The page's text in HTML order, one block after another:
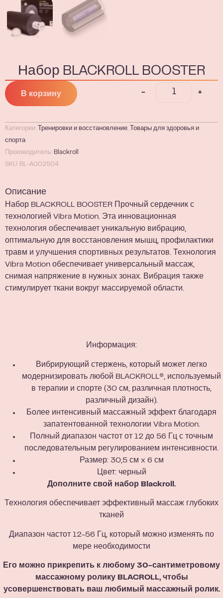
Набор BLACKROLL BOOSTER
- +
В корзину
Категории: Тренировки и восстановление, Товары для здоровья и
спорта
Производитель: Blackroll
SKU: BL-A002504
Описание
Набор BLACKROLL BOOSTER Прочный сердечник с
технологией Vibra Motion. Эта инновационная
технология обеспечивает уникальную вибрацию,
оптимальную для восстановления мышц, профилактики
травм и улучшения спортивных результатов. Технология
Vibra Motion обеспечивает универсальный массаж,
снимая напряжение в нужных зонах. Вибрация также
стимулирует ткани вокруг массируемой области.
Информация:
Вибрирующий стержень, который может легко
модернизировать любой BLACKROLL®, используемый
в терапии и спорте (30 см, различная плотность,
различный дизайн).
Более интенсивный массажный эффект благодаря
запатентованной технологии Vibra Motion.
Полный диапазон частот от 12 до 56 Гц с точным
последовательным регулированием интенсивности.
Размер: 30,5 см x 6 см
Цвет: черный
Дополните свой набор Blackroll.
Технология обеспечивает эффективный массаж глубоких
тканей
Диапазон частот 12-56 Гц, который можно изменять по
мере необходимости
Его можно прикрепить к любому 30-сантиметровому
массажному ролику BLACROLL, чтобы
усовершенствовать ваш любимый массажный ролик.